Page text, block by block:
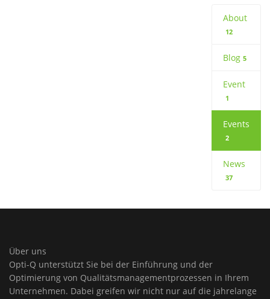
About
12
Blog 5
Event
1
Events
2
News
37
Über uns
Opti-Q unterstützt Sie bei der Einführung und der
Optimierung von Qualitätsmanagementprozessen in Ihrem
Unternehmen. Dabei greifen wir nicht nur auf die jahrelange